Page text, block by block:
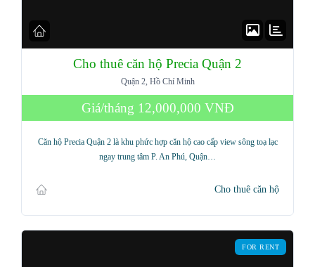
Cho thuê căn hộ Precia Quận 2
Quận 2, Hồ Chí Minh
Giá/tháng 12,000,000 VNĐ
Căn hộ Precia Quận 2 là khu phức hợp căn hộ cao cấp view sông toạ lạc
ngay trung tâm P. An Phú, Quận…
Cho thuê căn hộ
FOR RENT